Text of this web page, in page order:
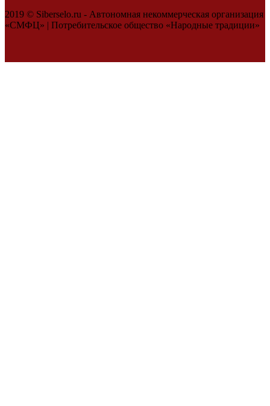
2019 © Siberselo.ru - Автономная некоммерческая организация
«СМФЦ» | Потребительское общество «Народные традиции»